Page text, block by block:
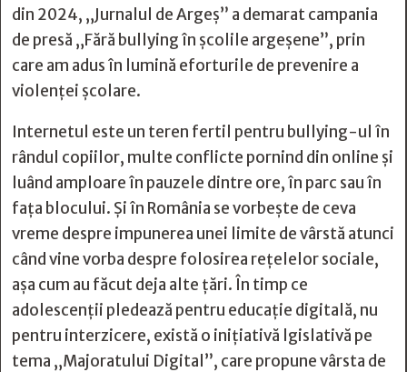
din 2024, „Jurnalul de Argeș” a demarat campania
de presă „Fără bullying în școlile argeșene”, prin
care am adus în lumină eforturile de prevenire a
violenței școlare.
Internetul este un teren fertil pentru bullying-ul în
rândul copiilor, multe conflicte pornind din online și
luând amploare în pauzele dintre ore, în parc sau în
fața blocului. Și în România se vorbește de ceva
vreme despre impunerea unei limite de vârstă atunci
când vine vorba despre folosirea rețelelor sociale,
așa cum au făcut deja alte țări. În timp ce
adolescenții pledează pentru educație digitală, nu
pentru interzicere, există o inițiativă lgislativă pe
tema „Majoratului Digital”, care propune vârsta de